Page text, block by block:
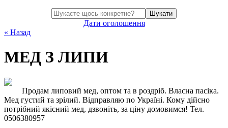
Шукати
Дати оголошення
« Назад
МЕД З ЛИПИ
Продам липовий мед, оптом та в роздріб. Власна пасіка.
Мед густий та зрілий. Відправляю по Україні. Кому дійсно
потрібний якісний мед, дзвоніть, за ціну домовимся! Тел.
0506380957